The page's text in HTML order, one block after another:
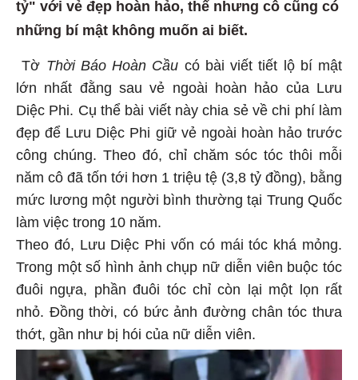
tỷ" với vẻ đẹp hoàn hảo, thế nhưng cô cũng có
những bí mật không muốn ai biết.
Tờ Thời Báo Hoàn Cầu có bài viết tiết lộ bí mật
lớn nhất đằng sau vẻ ngoài hoàn hảo của Lưu
Diệc Phi. Cụ thể bài viết này chia sẻ về chi phí làm
đẹp để Lưu Diệc Phi giữ vẻ ngoài hoàn hảo trước
công chúng. Theo đó, chỉ chăm sóc tóc thôi mỗi
năm cô đã tốn tới hơn 1 triệu tệ (3,8 tỷ đồng), bằng
mức lương một người bình thường tại Trung Quốc
làm việc trong 10 năm.
Theo đó, Lưu Diệc Phi vốn có mái tóc khá mỏng.
Trong một số hình ảnh chụp nữ diễn viên buộc tóc
đuôi ngựa, phần đuôi tóc chỉ còn lại một lọn rất
nhỏ. Đồng thời, có bức ảnh đường chân tóc thưa
thớt, gần như bị hói của nữ diễn viên.